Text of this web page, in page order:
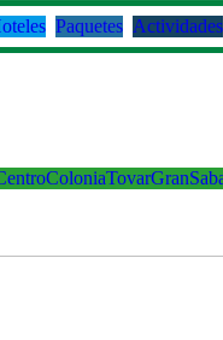
Paquetes Actividades
ColoniaTovar